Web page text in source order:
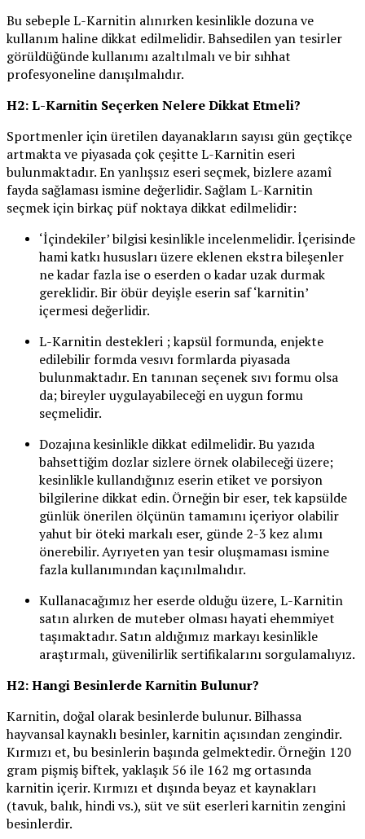
Bu sebeple L-Karnitin alınırken kesinlikle dozuna ve
kullanım haline dikkat edilmelidir. Bahsedilen yan tesirler
görüldüğünde kullanımı azaltılmalı ve bir sıhhat
profesyoneline danışılmalıdır.
H2: L-Karnitin Seçerken Nelere Dikkat Etmeli?
Sportmenler için üretilen dayanakların sayısı gün geçtikçe
artmakta ve piyasada çok çeşitte L-Karnitin eseri
bulunmaktadır. En yanlışsız eseri seçmek, bizlere azamî
fayda sağlaması ismine değerlidir. Sağlam L-Karnitin
seçmek için birkaç püf noktaya dikkat edilmelidir:
‘İçindekiler’ bilgisi kesinlikle incelenmelidir. İçerisinde
hami katkı hususları üzere eklenen ekstra bileşenler
ne kadar fazla ise o eserden o kadar uzak durmak
gereklidir. Bir öbür deyişle eserin saf ‘karnitin’
içermesi değerlidir.
L-Karnitin destekleri ; kapsül formunda, enjekte
edilebilir formda vesıvı formlarda piyasada
bulunmaktadır. En tanınan seçenek sıvı formu olsa
da; bireyler uygulayabileceği en uygun formu
seçmelidir.
Dozajına kesinlikle dikkat edilmelidir. Bu yazıda
bahsettiğim dozlar sizlere örnek olabileceği üzere;
kesinlikle kullandığınız eserin etiket ve porsiyon
bilgilerine dikkat edin. Örneğin bir eser, tek kapsülde
günlük önerilen ölçünün tamamını içeriyor olabilir
yahut bir öteki markalı eser, günde 2-3 kez alımı
önerebilir. Ayrıyeten yan tesir oluşmaması ismine
fazla kullanımından kaçınılmalıdır.
Kullanacağımız her eserde olduğu üzere, L-Karnitin
satın alırken de muteber olması hayati ehemmiyet
taşımaktadır. Satın aldığımız markayı kesinlikle
araştırmalı, güvenilirlik sertifikalarını sorgulamalıyız.
H2: Hangi Besinlerde Karnitin Bulunur?
Karnitin, doğal olarak besinlerde bulunur. Bilhassa
hayvansal kaynaklı besinler, karnitin açısından zengindir.
Kırmızı et, bu besinlerin başında gelmektedir. Örneğin 120
gram pişmiş biftek, yaklaşık 56 ile 162 mg ortasında
karnitin içerir. Kırmızı et dışında beyaz et kaynakları
(tavuk, balık, hindi vs.), süt ve süt eserleri karnitin zengini
besinlerdir.